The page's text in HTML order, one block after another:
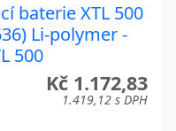
baterie XTL 500
Li-polymer -
500
Kč 1.172,83
1.419,12 s DPH